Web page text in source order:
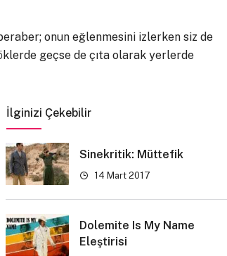
onun eğlenmesini izlerken siz de
geçse de çıta olarak yerlerde
İlginizi Çekebilir
Sinekritik: Müttefik
14 Mart 2017
Dolemite Is My Name
Eleştirisi